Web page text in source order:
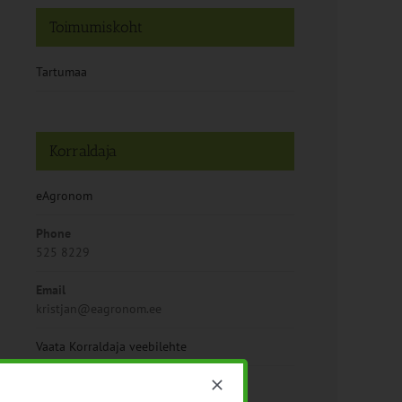
Toimumiskoht
Tartumaa
Korraldaja
eAgronom
Phone
525 8229
Email
kristjan@eagronom.ee
Vaata Korraldaja veebilehte